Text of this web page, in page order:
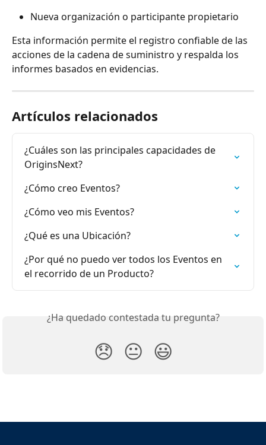
Nueva organización o participante propietario
Esta información permite el registro confiable de las
acciones de la cadena de suministro y respalda los
informes basados en evidencias.
Artículos relacionados
¿Cuáles son las principales capacidades de
OriginsNext?
¿Cómo creo Eventos?
¿Cómo veo mis Eventos?
¿Qué es una Ubicación?
¿Por qué no puedo ver todos los Eventos en
el recorrido de un Producto?
¿Ha quedado contestada tu pregunta?
😞 😐 😃